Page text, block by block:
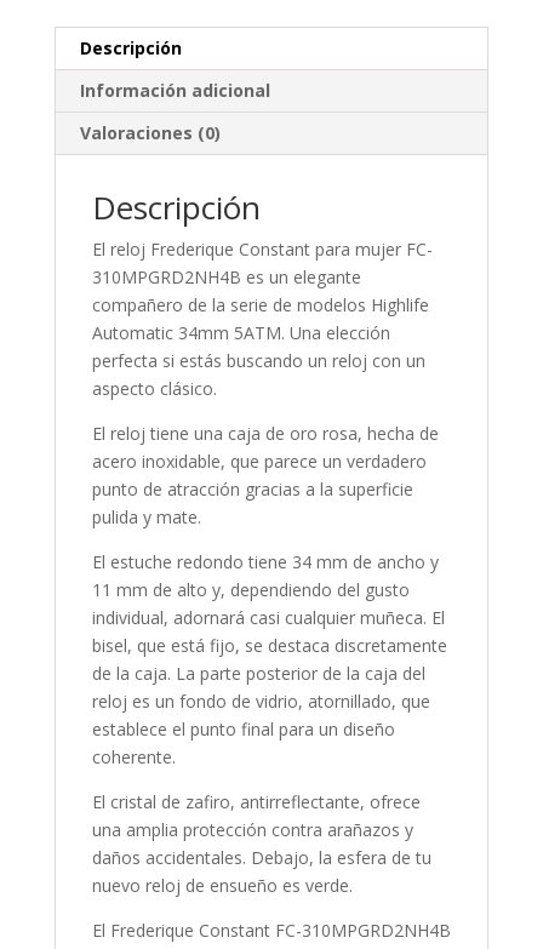
Descripción
Información adicional
Valoraciones (0)
Descripción
El reloj Frederique Constant para mujer FC-
310MPGRD2NH4B es un elegante
compañero de la serie de modelos Highlife
Automatic 34mm 5ATM. Una elección
perfecta si estás buscando un reloj con un
aspecto clásico.
El reloj tiene una caja de oro rosa, hecha de
acero inoxidable, que parece un verdadero
punto de atracción gracias a la superficie
pulida y mate.
El estuche redondo tiene 34 mm de ancho y
11 mm de alto y, dependiendo del gusto
individual, adornará casi cualquier muñeca. El
bisel, que está fijo, se destaca discretamente
de la caja. La parte posterior de la caja del
reloj es un fondo de vidrio, atornillado, que
establece el punto final para un diseño
coherente.
El cristal de zafiro, antirreflectante, ofrece
una amplia protección contra arañazos y
daños accidentales. Debajo, la esfera de tu
nuevo reloj de ensueño es verde.
El Frederique Constant FC-310MPGRD2NH4B